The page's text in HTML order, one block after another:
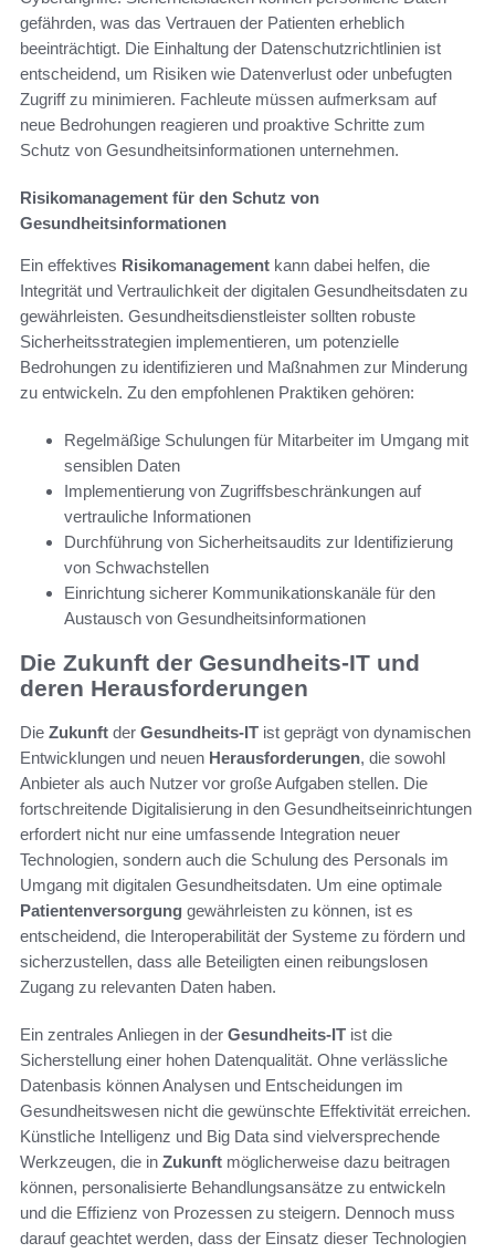
gefährden, was das Vertrauen der Patienten erheblich
beeinträchtigt. Die Einhaltung der Datenschutzrichtlinien ist
entscheidend, um Risiken wie Datenverlust oder unbefugten
Zugriff zu minimieren. Fachleute müssen aufmerksam auf
neue Bedrohungen reagieren und proaktive Schritte zum
Schutz von Gesundheitsinformationen unternehmen.
Risikomanagement für den Schutz von
Gesundheitsinformationen
Ein effektives Risikomanagement kann dabei helfen, die
Integrität und Vertraulichkeit der digitalen Gesundheitsdaten zu
gewährleisten. Gesundheitsdienstleister sollten robuste
Sicherheitsstrategien implementieren, um potenzielle
Bedrohungen zu identifizieren und Maßnahmen zur Minderung
zu entwickeln. Zu den empfohlenen Praktiken gehören:
Regelmäßige Schulungen für Mitarbeiter im Umgang mit
sensiblen Daten
Implementierung von Zugriffsbeschränkungen auf
vertrauliche Informationen
Durchführung von Sicherheitsaudits zur Identifizierung
von Schwachstellen
Einrichtung sicherer Kommunikationskanäle für den
Austausch von Gesundheitsinformationen
Die Zukunft der Gesundheits-IT und
deren Herausforderungen
Die Zukunft der Gesundheits-IT ist geprägt von dynamischen
Entwicklungen und neuen Herausforderungen, die sowohl
Anbieter als auch Nutzer vor große Aufgaben stellen. Die
fortschreitende Digitalisierung in den Gesundheitseinrichtungen
erfordert nicht nur eine umfassende Integration neuer
Technologien, sondern auch die Schulung des Personals im
Umgang mit digitalen Gesundheitsdaten. Um eine optimale
Patientenversorgung gewährleisten zu können, ist es
entscheidend, die Interoperabilität der Systeme zu fördern und
sicherzustellen, dass alle Beteiligten einen reibungslosen
Zugang zu relevanten Daten haben.
Ein zentrales Anliegen in der Gesundheits-IT ist die
Sicherstellung einer hohen Datenqualität. Ohne verlässliche
Datenbasis können Analysen und Entscheidungen im
Gesundheitswesen nicht die gewünschte Effektivität erreichen.
Künstliche Intelligenz und Big Data sind vielversprechende
Werkzeugen, die in Zukunft möglicherweise dazu beitragen
können, personalisierte Behandlungsansätze zu entwickeln
und die Effizienz von Prozessen zu steigern. Dennoch muss
darauf geachtet werden, dass der Einsatz dieser Technologien